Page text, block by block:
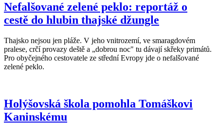
Nefalšované zelené peklo: reportáž o
cestě do hlubin thajské džungle
Thajsko nejsou jen pláže. V jeho vnitrozemí, ve smaragdovém
pralese, crčí provazy deště a „dobrou noc" tu dávají skřeky primátů.
Pro obyčejného cestovatele ze střední Evropy jde o nefalšované
zelené peklo.
Holýšovská škola pomohla Tomáškovi
Kaninskému